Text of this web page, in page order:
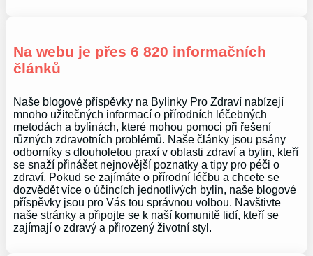
Na webu je přes 6 820 informačních
článků
Naše blogové příspěvky na Bylinky Pro Zdraví nabízejí
mnoho užitečných informací o přírodních léčebných
metodách a bylinách, které mohou pomoci při řešení
různých zdravotních problémů. Naše články jsou psány
odborníky s dlouholetou praxí v oblasti zdraví a bylin, kteří
se snaží přinášet nejnovější poznatky a tipy pro péči o
zdraví. Pokud se zajímáte o přírodní léčbu a chcete se
dozvědět více o účincích jednotlivých bylin, naše blogové
příspěvky jsou pro Vás tou správnou volbou. Navštivte
naše stránky a připojte se k naší komunitě lidí, kteří se
zajímají o zdravý a přirozený životní styl.